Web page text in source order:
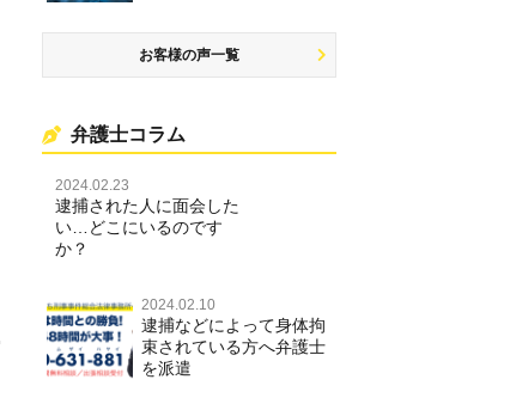
お客様の声一覧
弁護士コラム
2024.02.23
逮捕された人に面会した
い…どこにいるのです
か？
2024.02.10
逮捕などによって身体拘
束されている方へ弁護士
を派遣